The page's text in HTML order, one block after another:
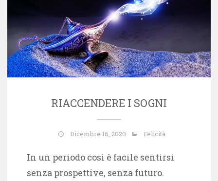
RIACCENDERE I SOGNI
Dicembre 16, 2020 Felicità
In un periodo così è facile sentirsi
senza prospettive, senza futuro.